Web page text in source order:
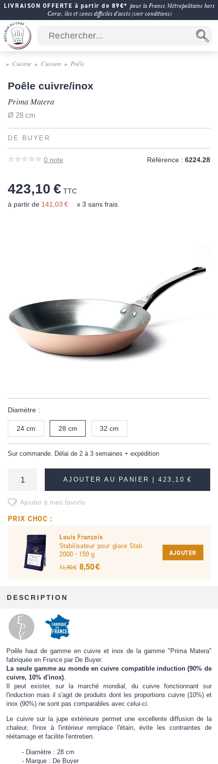
LIVRAISON OFFERTE à partir de 89€* pour la France Métropolitaine hors
Corse, îles et zones difficiles d'accès (voir conditions)
Cuisine Cuisson Poêle
Poêle cuivre/inox
Prima Matera
Ø 28 cm
DE BUYER
0 note Référence : 6224.28
423,10 € TTC
à partir de 141,03 € x 3 sans frais
Diamètre :
24 cm 28 cm 32 cm
Sur commande. Délai de 2 à 3 semaines + expédition
AJOUTER AU PANIER |423,10 €
Ajouter à mes favoris
PRIX CHOC :
Louis François
Stabilisateur pour glace Stab
2000 - 150 g
11,90 € 8,50 €
AJOUTER
DESCRIPTION
Poêle haut de gamme en cuivre et inox de la gamme "Prima Matera"
fabriquée en France par De Buyer.
La seule gamme au monde en cuivre compatible induction (90% de
cuivre, 10% d'inox)
Il peut exister, sur la marché mondial, du cuivre fonctionnant sur
l'induction mais il s'agit de produits dont les proportions cuivre (10%) et
inox (90%) ne sont pas comparables avec celui-ci.
Le cuivre sur la jupe extérieure permet une excellente diffusion de la
chaleur, l'inox à l'intérieur remplace l'étain, évite les contraintes de
réétamage et facilite l'entretien.
Diamètre : 28 cm
Marque : De Buyer